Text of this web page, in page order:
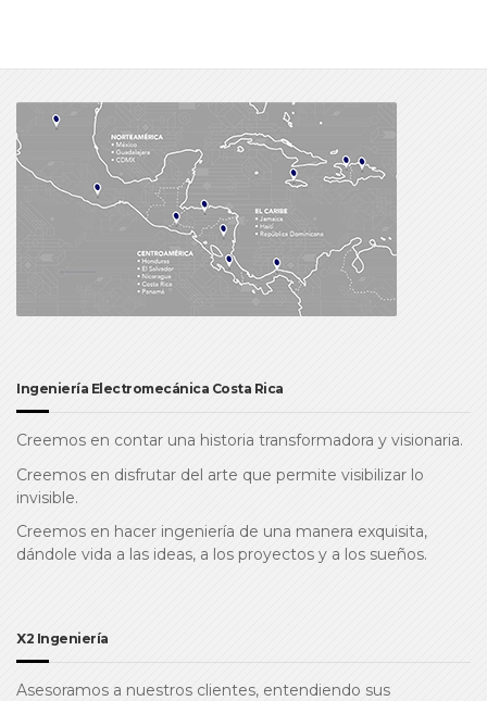
Ingeniería Electromecánica Costa Rica
Creemos en contar una historia transformadora y visionaria.
Creemos en disfrutar del arte que permite visibilizar lo
invisible.
Creemos en hacer ingeniería de una manera exquisita,
dándole vida a las ideas, a los proyectos y a los sueños.
X2 Ingeniería
Asesoramos a nuestros clientes, entendiendo sus